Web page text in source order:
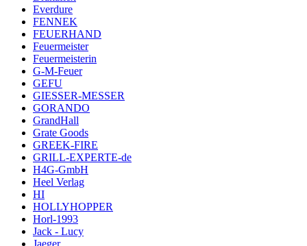
Everdure
FENNEK
FEUERHAND
Feuermeister
Feuermeisterin
G-M-Feuer
GEFU
GIESSER-MESSER
GORANDO
GrandHall
Grate Goods
GREEK-FIRE
GRILL-EXPERTE-de
H4G-GmbH
Heel Verlag
HI
HOLLYHOPPER
Horl-1993
Jack - Lucy
Jaeger